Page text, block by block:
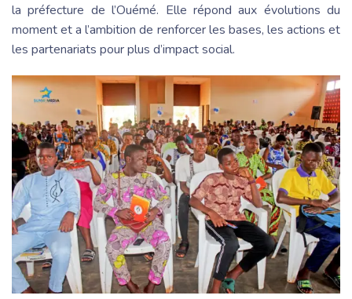
la préfecture de l’Ouémé. Elle répond aux évolutions du
moment et a l’ambition de renforcer les bases, les actions et
les partenariats pour plus d’impact social.